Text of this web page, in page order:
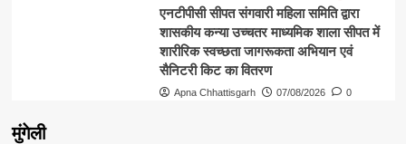
एनटीपीसी सीपत संगवारी महिला समिति द्वारा
शासकीय कन्या उच्चतर माध्यमिक शाला सीपत में
शारीरिक स्वच्छता जागरूकता अभियान एवं
सैनिटरी किट का वितरण
Apna Chhattisgarh 07/08/2026 0
मुंगेली